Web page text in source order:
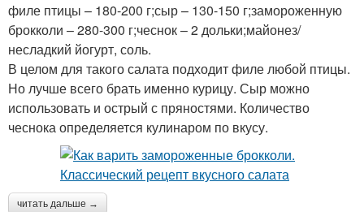
филе птицы – 180-200 г;сыр – 130-150 г;замороженную
брокколи – 280-300 г;чеснок – 2 дольки;майонез/
несладкий йогурт, соль.
В целом для такого салата подходит филе любой птицы.
Но лучше всего брать именно курицу. Сыр можно
использовать и острый с пряностями. Количество
чеснока определяется кулинаром по вкусу.
читать дальше →